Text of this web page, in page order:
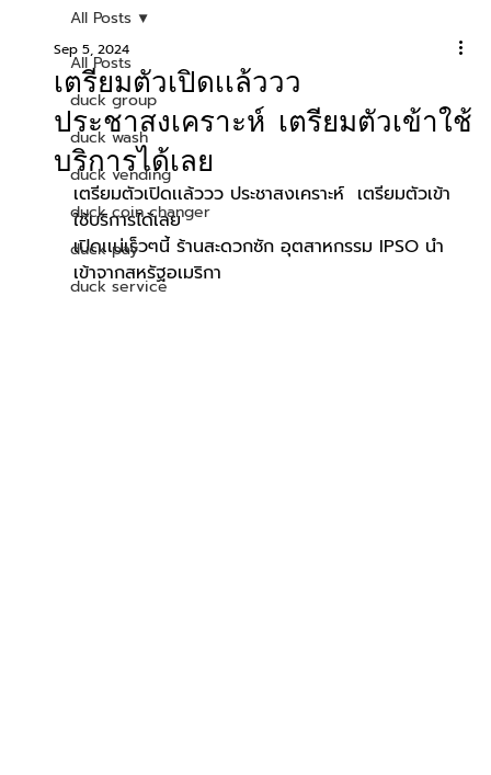
All Posts
duck group
duck wash
duck vending
duck coin changer
duck pay
duck service
All Posts
เตรียมตัวเปิดเเล้ววว
ประชาสงเคราะห์ เตรียมตัวเข้าใช้
บริการได้เลย
Sep 5, 2024
เตรียมตัวเปิดเเล้ววว ประชาสงเคราะห์  เตรียมตัวเข้า
ใช้บริการได้เลย
เปิดเเน่เร็วๆนี้ ร้านสะดวกซัก อุตสาหกรรม IPSO นำ
เข้าจากสหรัฐอเมริกา